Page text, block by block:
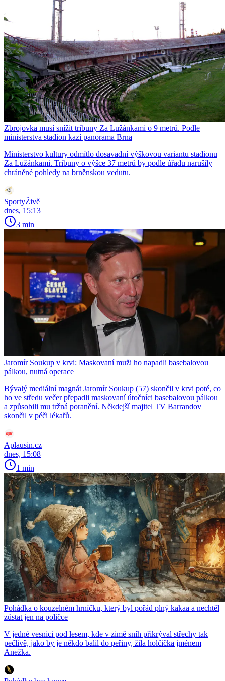
Zbrojovka musí snížit tribuny Za Lužánkami o 9 metrů. Podle
ministerstva stadion kazí panorama Brna
Ministerstvo kultury odmítlo dosavadní výškovou variantu stadionu
Za Lužánkami. Tribuny o výšce 37 metrů by podle úřadu narušily
chráněné pohledy na brněnskou vedutu.
SportyŽivě
dnes, 15:13
3 min
Jaromír Soukup v krvi: Maskovaní muži ho napadli basebalovou
pálkou, nutná operace
Bývalý mediální magnát Jaromír Soukup (57) skončil v krvi poté, co
ho ve středu večer přepadli maskovaní útočníci basebalovou pálkou
a způsobili mu tržná poranění. Někdejší majitel TV Barrandov
skončil v péči lékařů.
Aplausin.cz
dnes, 15:08
1 min
Pohádka o kouzelném hrníčku, který byl pořád plný kakaa a nechtěl
zůstat jen na poličce
V jedné vesnici pod lesem, kde v zimě sníh přikrýval střechy tak
pečlivě, jako by je někdo balil do peřiny, žila holčička jménem
Anežka.